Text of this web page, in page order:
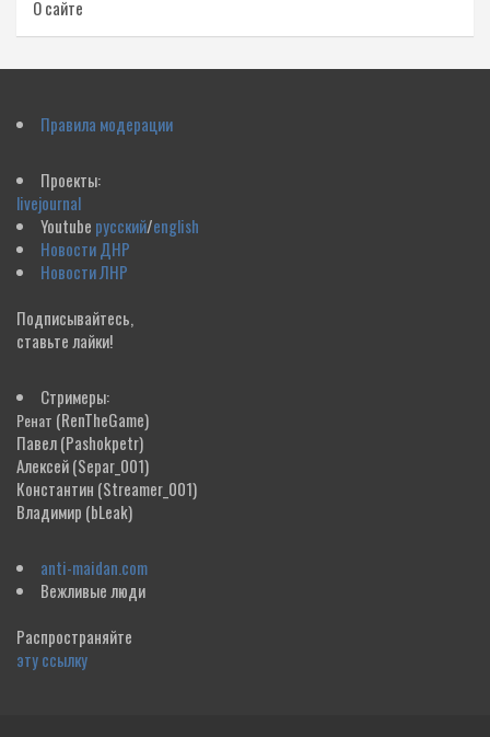
О сайте
Правила модерации
Проекты:
livejournal
Youtube русский/english
Новости ДНР
Новости ЛНР
Подписывайтесь,
ставьте лайки!
Стримеры:
Ренат (RenTheGame)
Павел(Pashokpetr)
Алексей(Separ_001)
Константин (Streamer_001)
Владимир (bLeak)
anti-maidan.com
Вежливые люди
Распространяйте
эту ссылку